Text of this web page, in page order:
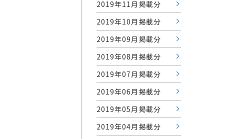
2019年11月掲載分
2019年10月掲載分
2019年09月掲載分
2019年08月掲載分
2019年07月掲載分
2019年06月掲載分
2019年05月掲載分
2019年04月掲載分